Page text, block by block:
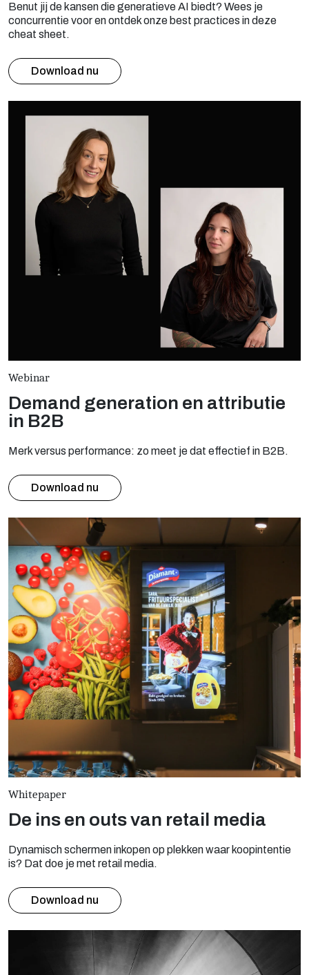
Benut jij de kansen die generatieve AI biedt? Wees je
concurrentie voor en ontdek onze best practices in deze
cheat sheet.
Download nu
Webinar
Demand generation en attributie
in B2B
Merk versus performance: zo meet je dat effectief in B2B.
Download nu
Whitepaper
De ins en outs van retail media
Dynamisch schermen inkopen op plekken waar koopintentie
is? Dat doe je met retail media.
Download nu